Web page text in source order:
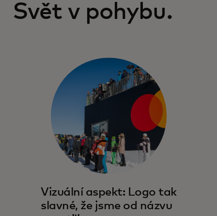
Svět v pohybu.
Vizuální aspekt: Logo tak
slavné, že jsme od názvu